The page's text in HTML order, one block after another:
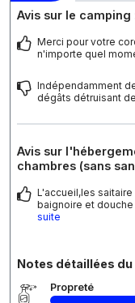
Avis sur le camping
Merci pour votre
n'importe quel
Indépendamment
dégâts détruisant
Avis sur
chambres (sans
L'accueil,les
baignoire et
suite
Notes détaillées
Propreté